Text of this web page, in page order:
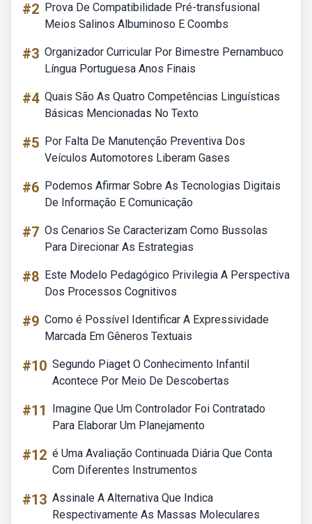
#2 Prova De Compatibilidade Pré-transfusional
Meios Salinos Albuminoso E Coombs
#3 Organizador Curricular Por Bimestre Pernambuco
Língua Portuguesa Anos Finais
#4 Quais São As Quatro Competências Linguísticas
Básicas Mencionadas No Texto
#5 Por Falta De Manutenção Preventiva Dos
Veículos Automotores Liberam Gases
#6 Podemos Afirmar Sobre As Tecnologias Digitais
De Informação E Comunicação
#7 Os Cenarios Se Caracterizam Como Bussolas
Para Direcionar As Estrategias
#8 Este Modelo Pedagógico Privilegia A Perspectiva
Dos Processos Cognitivos
#9 Como é Possível Identificar A Expressividade
Marcada Em Gêneros Textuais
#10 Segundo Piaget O Conhecimento Infantil
Acontece Por Meio De Descobertas
#11
Imagine Que Um Controlador Foi Contratado
Para Elaborar Um Planejamento
#12 é Uma Avaliação Continuada Diária Que Conta
Com Diferentes Instrumentos
#13 Assinale A Alternativa Que Indica
Respectivamente As Massas Moleculares